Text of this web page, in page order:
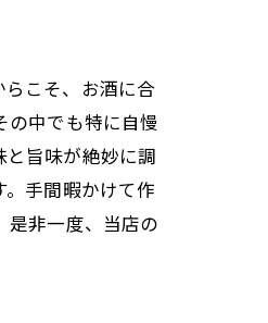
こそ、お酒に合
の中でも特に自慢
旨味が絶妙に調
手間暇かけて作
是非一度、当店の